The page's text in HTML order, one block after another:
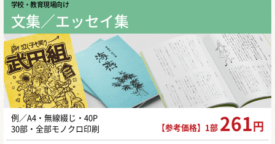
学校・教育現場向け
文集／エッセイ集
例／A4・無線綴じ・40P
30部・全部モノクロ印刷
【参考価格】1部 261 円